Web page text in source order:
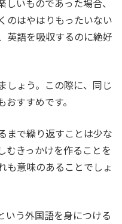
いものであった場合、
のはやはりもったいない
英語を吸収するのに絶好
しょう。この際に、同じ
すすめです。
まで繰り返すことは少な
むきっかけを作ることを
も意味のあることでしょ
いう外国語を身につける